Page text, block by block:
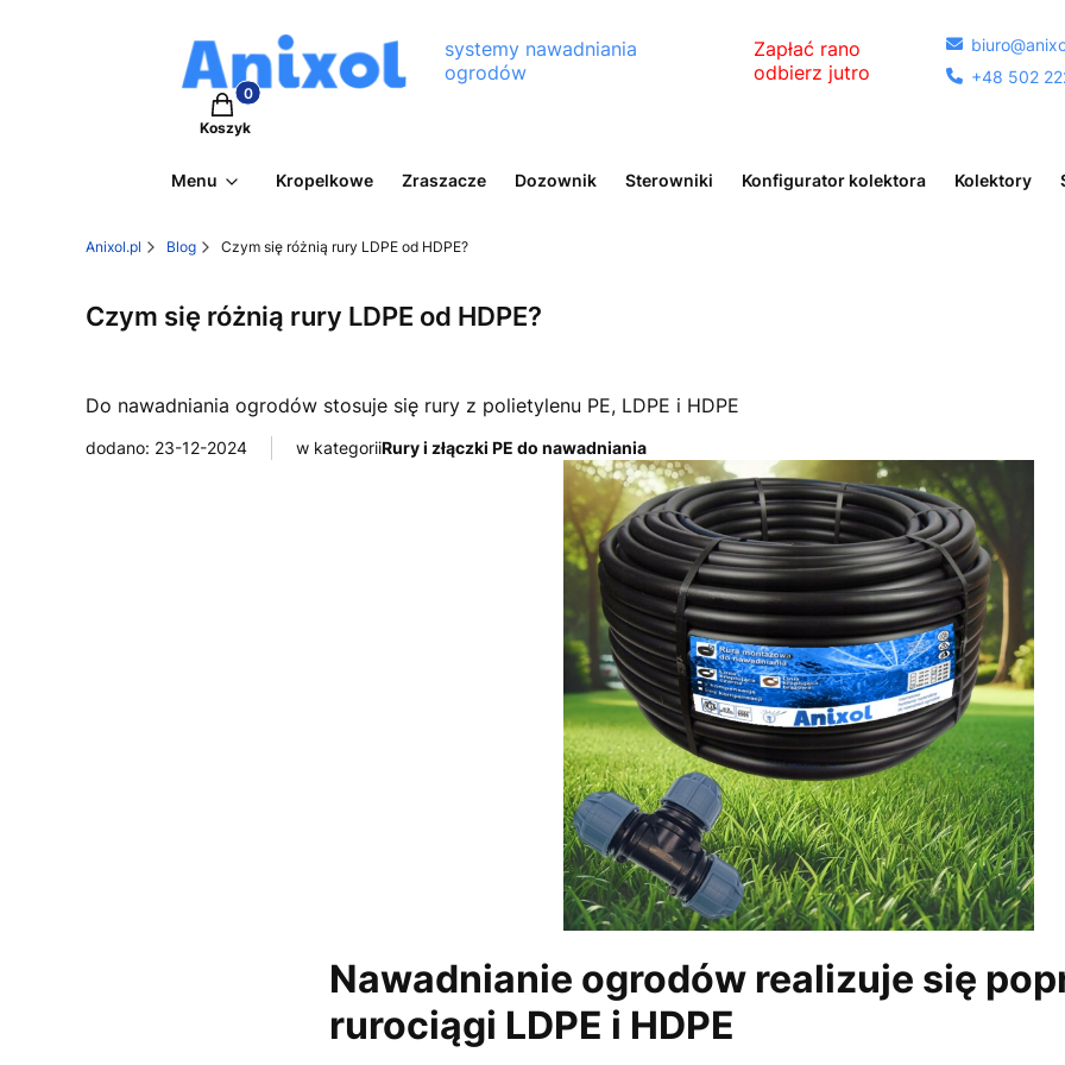
systemy nawadniania
ogrodów
Zapłać rano
odbierz jutro

 +48 502
Produkty w koszyku: 0. Zobacz szczegóły
Koszyk
Menu Kropelkowe Zraszacze Dozownik Sterowniki Konfigurator kolektora Kolektory
Anixol.pl Blog Czym się różnią rury LDPE od HDPE?
Czym się różnią rury LDPE od HDPE?
Do nawadniania ogrodów stosuje się rury z polietylenu PE, LDPE i HDPE
dodano: 23-12-2024 w kategoriiRury i złączki PE do nawadniania
Nawadnianie ogrodów realizuje się
rurociągi LDPE i HDPE